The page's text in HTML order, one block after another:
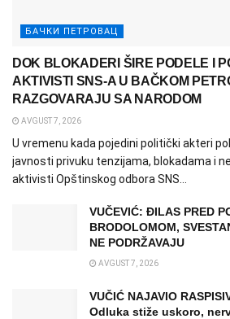
БАЧКИ ПЕТРОВАЦ
DOK BLOKADERI ŠIRE PODELE I
AKTIVISTI SNS-A U BAČKOM
RAZGOVARAJU SA NARODOM
AVGUST 7, 2026
U vremenu kada pojedini politički akteri
javnosti privuku tenzijama, blokadama i
aktivisti Opštinskog odbora SNS...
VUČEVIĆ: ĐILAS PRED
BRODOLOMOM,
NE PODRŽAVAJU
AVGUST 7, 2026
VUČIĆ NAJAVIO
Odluka stiže uskoro,